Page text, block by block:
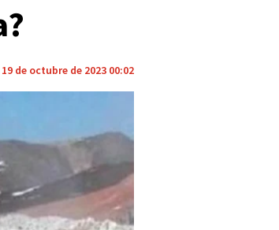
de octubre de 2023 00:02